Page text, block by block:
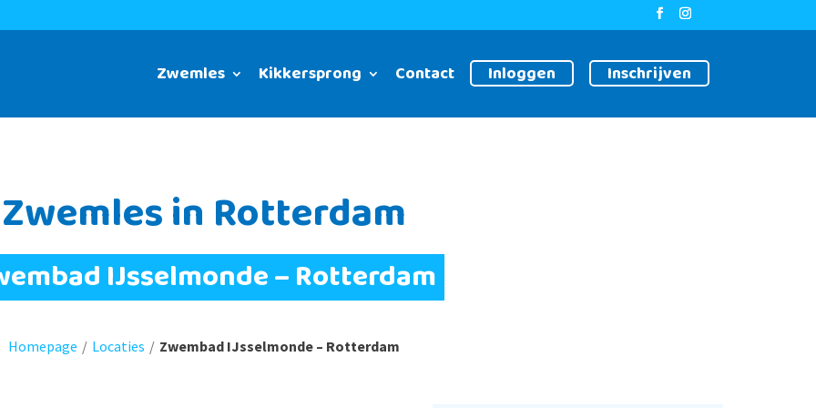
Zwemles Kikkersprong Contact Inloggen Inschrijven
Zwemles in Rotterdam
IJsselmonde – Rotterdam
Homepage / Locaties / Zwembad IJsselmonde – Rotterdam